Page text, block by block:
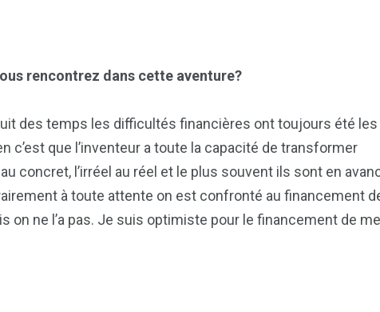
rencontrez dans cette aventure?
des temps les difficultés financières ont toujours été les
c’est que l’inventeur a toute la capacité de transformer
concret, l’irréel au réel et le plus souvent ils sont en
à toute attente on est confronté au financement
on ne l’a pas. Je suis optimiste pour le financement de